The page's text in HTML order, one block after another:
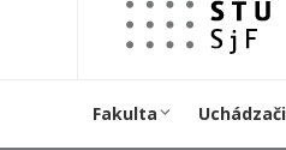
Fakulta Uchádzači